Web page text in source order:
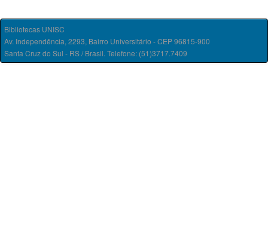
Bibliotecas UNISC
Av. Independência, 2293, Bairro Universitário - CEP 96815-900
Santa Cruz do Sul - RS / Brasil. Telefone: (51)3717.7409